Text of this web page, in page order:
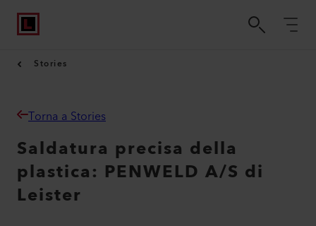
Stories
Torna a Stories
Saldatura precisa della
plastica: PENWELD A/S di
Leister